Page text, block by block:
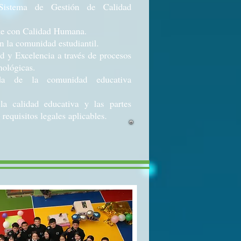
de Gestión de Calidad
con Calidad Humana.
la comunidad estudiantil.
y Excelencia a través de procesos
de la comunidad educativa
calidad educativa y las partes
legales aplicables.